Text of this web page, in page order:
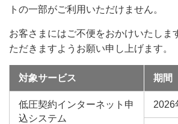
トの一部がご利用いただけません。
お客さまにはご不便をおかけいたしま
ただきますようお願い申し上げます。
対象サービス 期間
低圧契約インターネット申
込システム
2026